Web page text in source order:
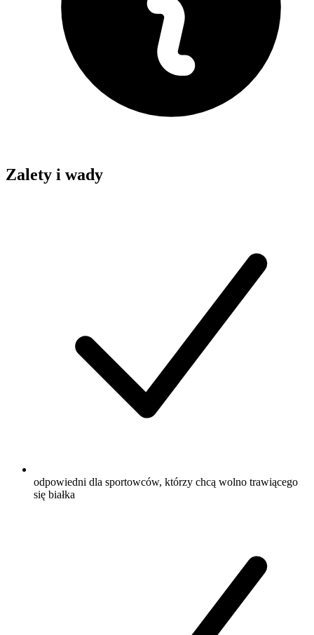
Zalety i wady
odpowiedni dla sportowców, którzy chcą wolno trawiącego
się białka